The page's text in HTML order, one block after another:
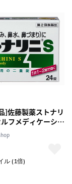
]佐藤製薬ストナリ
フメディケーショ
ル (1倍)